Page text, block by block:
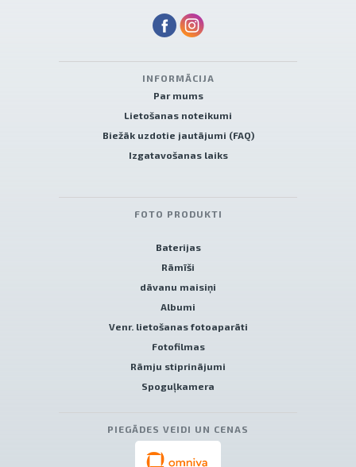
INFORMĀCIJA
Par mums
Lietošanas noteikumi
Biežāk uzdotie jautājumi (FAQ)
Izgatavošanas laiks
FOTO PRODUKTI
Baterijas
Rāmīši
dāvanu maisiņi
Albumi
Venr. lietošanas fotoaparāti
Fotofilmas
Rāmju stiprinājumi
Spoguļkamera
PIEGĀDES VEIDI UN CENAS